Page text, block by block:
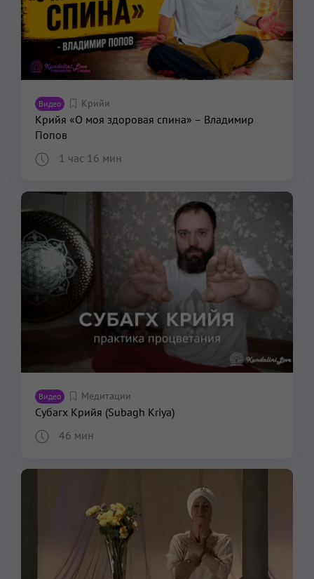
Видео Крийи
Крийя «О моя здоровая спина» – Владимир
Попов
1 час 16 мин
Видео Медитации
Субагх Крийя (Subagh Kriya)
46 мин